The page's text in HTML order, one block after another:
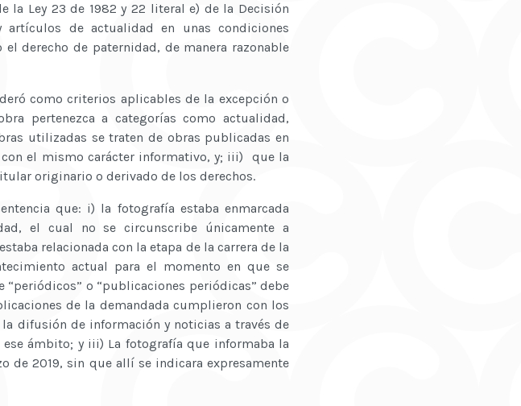
la Ley 23 de 1982 y 22 literal e) de la Decisión
de actualidad en unas condiciones
derecho de paternidad, de manera razonable
como criterios aplicables de la excepción o
pertenezca a categorías como actualidad,
utilizadas se traten de obras publicadas en
el mismo carácter informativo, y; iii) que la
originario o derivado de los derechos.
que: i) la fotografía estaba enmarcada
el cual no se circunscribe únicamente a
relacionada con la etapa de la carrera de la
actual para el momento en que se
o “publicaciones periódicas” debe
de la demandada cumplieron con los
difusión de información y noticias a través de
ámbito; y iii) La fotografía que informaba la
de 2019, sin que allí se indicara expresamente